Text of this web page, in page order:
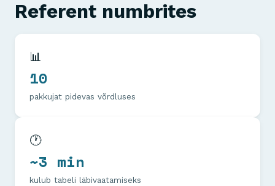
Referent numbrites
📊
10
pakkujat pidevas võrdluses
🕐
~3 min
kulub tabeli läbivaatamiseks